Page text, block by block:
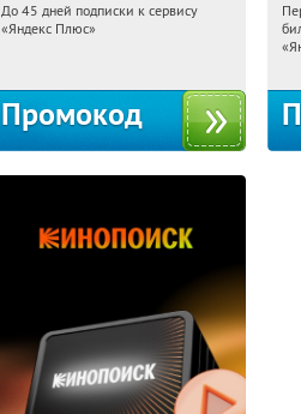
15:21:28 Получили:
До 45 дней подписки к сервису
«Яндекс Плюс»
Промокод